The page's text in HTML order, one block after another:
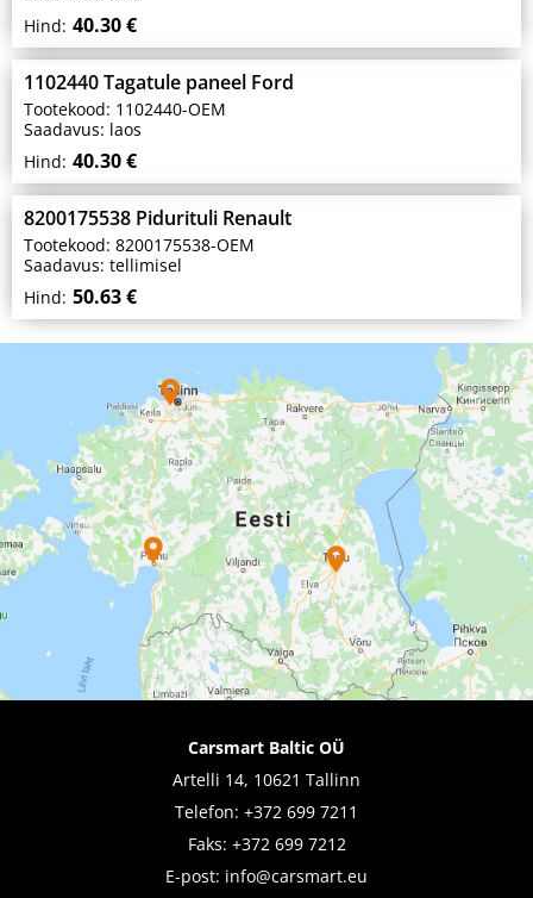
Hind: 40.30 €
1102440 Tagatule paneel Ford
Tootekood: 1102440-OEM
Saadavus: laos
Hind: 40.30 €
8200175538 Pidurituli Renault
Tootekood: 8200175538-OEM
Saadavus: tellimisel
Hind: 50.63 €
Carsmart Baltic OÜ
Artelli 14, 10621 Tallinn
Telefon: +372 699 7211
Faks: +372 699 7212
E-post: info@carsmart.eu